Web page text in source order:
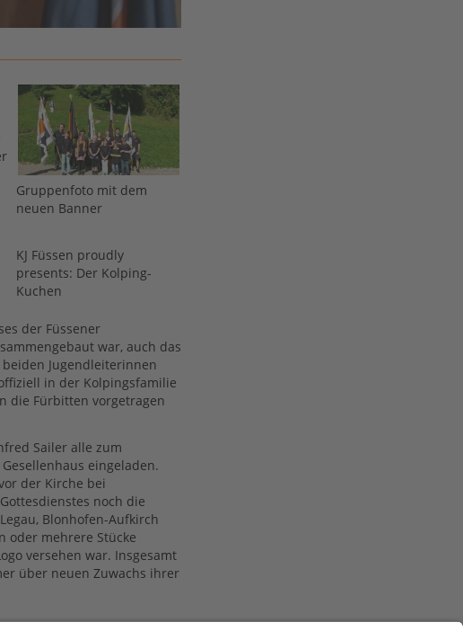
Gruppenfoto mit dem
neuen Banner
KJ Füssen proudly
presents: Der Kolping-
Kuchen
der Füssener
war, auch das
Jugendleiterinnen
in der Kolpingsfamilie
die Fürbitten vorgetragen
Sailer alle zum
eingeladen.
der Kirche bei
noch die
Blonhofen-Aufkirch
oder mehrere Stücke
versehen war. Insgesamt
über neuen Zuwachs ihrer